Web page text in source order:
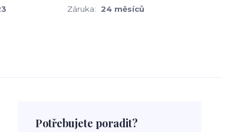
Záruka: 24 měsíců
Potřebujete poradit?